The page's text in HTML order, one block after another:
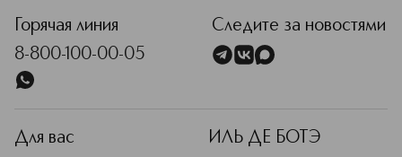
Горячая линия
8-800-100-00-05
Следите за новостями
Для вас ИЛЬ ДЕ БОТЭ